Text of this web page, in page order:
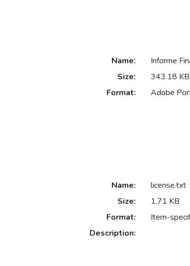
Name:
Informe
Size:
343.18 KB
Format:
Adobe
Name:
license.txt
Size:
1.71 KB
Format:
Item-
Description: